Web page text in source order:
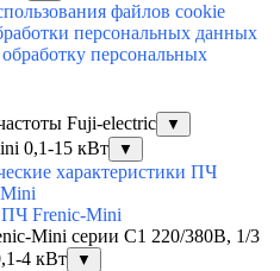
файлов cookie
персональных данных
персональных
Fuji-electric ▼
0,1-15 кВт ▼
характеристики ПЧ
Frenic-Mini
Mini серии C1 220/380В, 1/3
4 кВт
▼